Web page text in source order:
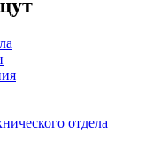
отдела